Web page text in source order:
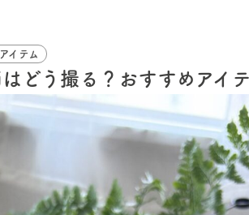
イテム
どう撮る？おすすめアイ